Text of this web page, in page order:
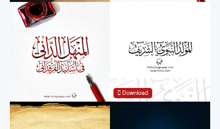
Download